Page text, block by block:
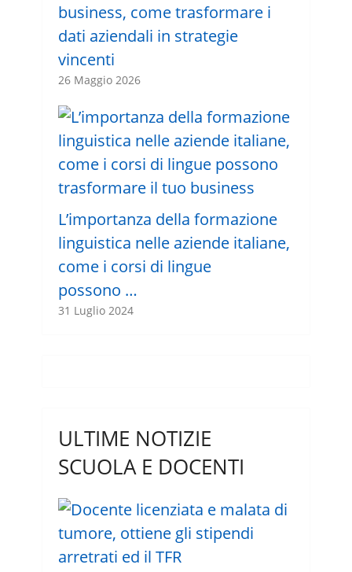
business, come trasformare i
dati aziendali in strategie
vincenti
26 Maggio 2026
L’importanza della formazione
linguistica nelle aziende italiane,
come i corsi di lingue
possono …
31 Luglio 2024
ULTIME NOTIZIE
SCUOLA E DOCENTI